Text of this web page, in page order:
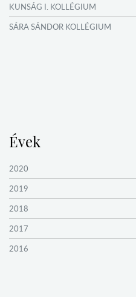
OKTATÁS, KULTÚRA
VERSENYEK, VETÉLKEDŐK
KUNSÁG I. KOLLÉGIUM
SÁRA SÁNDOR KOLLÉGIUM
Évek
2020
2019
2018
2017
2016